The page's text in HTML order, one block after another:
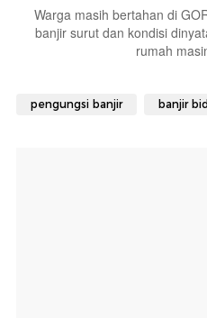
Warga masih bertahan di
banjir surut dan kondisi
rumah
pengungsi banjir banjir